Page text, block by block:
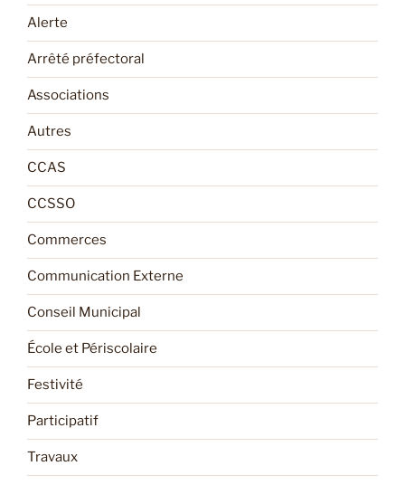
Alerte
Arrêté préfectoral
Associations
Autres
CCAS
CCSSO
Commerces
Communication Externe
Conseil Municipal
École et Périscolaire
Festivité
Participatif
Travaux